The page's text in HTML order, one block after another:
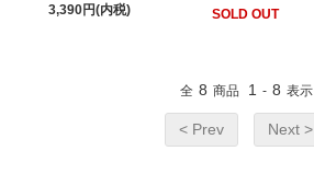
3,390円(内税)
SOLD OUT
全 8 商品 1 - 8 表示
< Prev Next >